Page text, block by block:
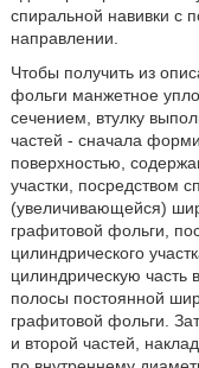
спиральной навивки с
направлении.
Чтобы получить из
фольги манжетное
сечением, втулку
частей - сначала
поверхностью,
участки, посредством
(увеличивающейся)
графитовой фольги,
цилиндрического
цилиндрическую часть
полосы постоянной
графитовой фольги.
и второй частей,